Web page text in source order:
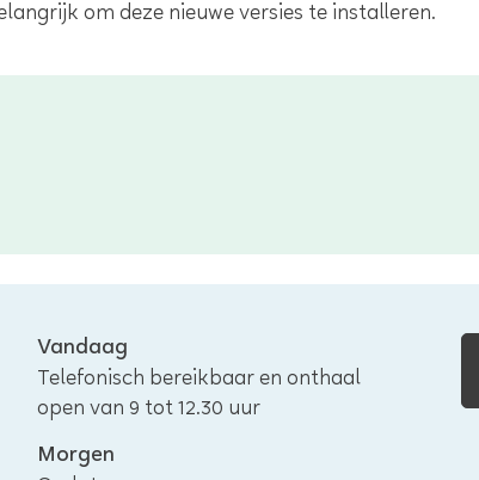
om deze nieuwe versies te installeren.
Openingsuren
Vandaag
Telefonisch bereikbaar en onthaal
open van 9 tot12.30 uur
Morgen